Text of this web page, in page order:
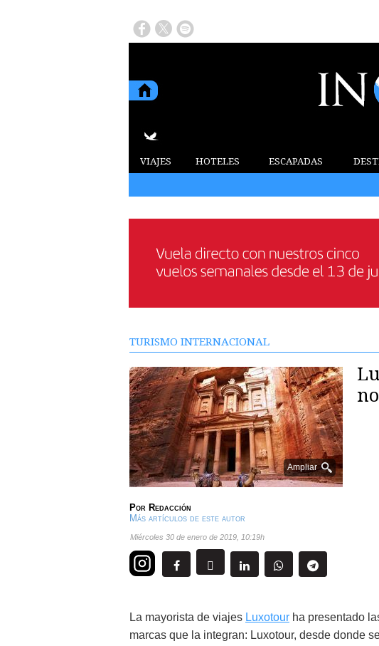
VIAJES HOTELES ESCAPADAS
TURISMO INTERNACIONAL
Ampliar
Por Redacción
Más artículos de este autor
miércoles 30 de enero de 2019 10:19h
La mayorista de viajes Luxotour ha presentado
marcas que la integran: Luxotour, desde donde